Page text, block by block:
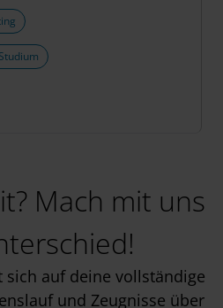
Mach mit uns
sich auf deine vollständige
und Zeugnisse über